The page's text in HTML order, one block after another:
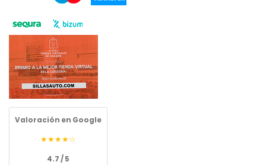
Valoración en Google
★★★★☆
4.7 / 5